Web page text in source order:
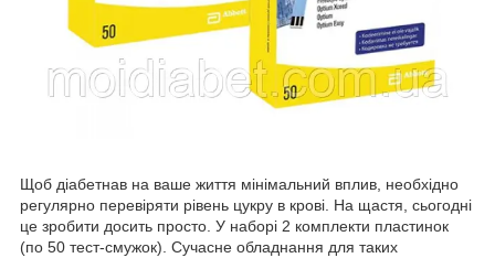
Щоб діабетнав на ваше життя мінімальний вплив, необхідно
регулярно перевіряти рівень цукру в крові. На щастя, сьогодні
це зробити досить просто. У наборі 2 комплекти пластинок
(по 50 тест-смужок). Сучасне обладнання для таких